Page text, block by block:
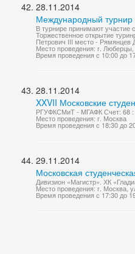
28.11.2014
Международный
В турнире принимают участие
Торжественное открытие
Петрович III место - Рямянцев
Место проведения: г.
Время проведения с 10:00 до
28.11.2014
XXVII Московские
РГУФКСМиТ - МГАФК Счет: 68 :
Место проведения: г. Москва
Время проведения с 18:30 до
29.11.2014
Московская
Дивизион «Магистр». ХК
Место проведения: г.
Время проведения с 17:30 до